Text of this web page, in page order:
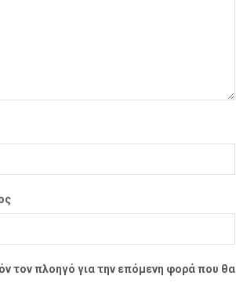
τον πλοηγό για την επόμενη φορά που θα